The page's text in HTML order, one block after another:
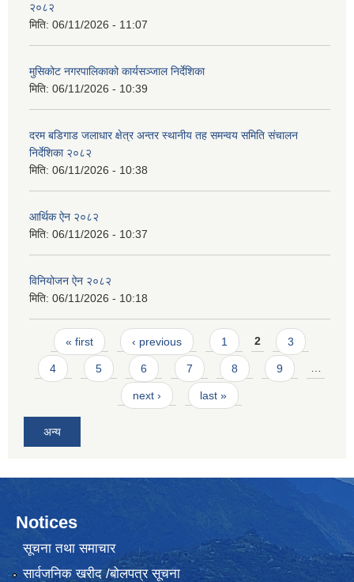
२०८२
मिति: 06/11/2026 - 11:07
मुसिकोट नगरपालिकाको कार्यसञ्जाल निर्देशिका
मिति: 06/11/2026 - 10:39
दरम बडिगाड जलाधार क्षेत्र अन्तर स्थानीय तह समन्वय समिति संचालन
निर्देशिका २०८२
मिति: 06/11/2026 - 10:38
आर्थिक ऐन २०८२
मिति: 06/11/2026 - 10:37
विनियोजन ऐन २०८२
मिति: 06/11/2026 - 10:18
Pages
« first ‹ previous 1 2 3
4 5 6 7 8 9 …
next › last »
अन्य
Notices
सूचना तथा समाचार
सार्वजनिक खरीद /बोलपत्र सूचना